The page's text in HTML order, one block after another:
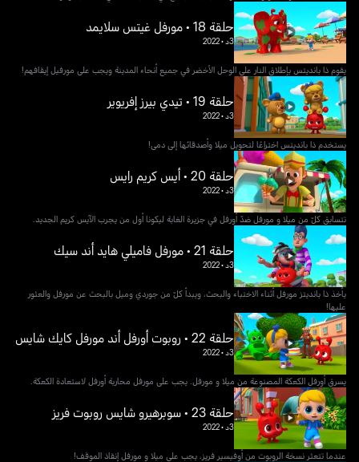
حلقة 18 • مورفل غيتس سلايمد
3د •
2022
يقوم ذا بانديتس بإطلاق النار على الوحل الأخضر في جميع أنحاء المدينة ويجب على مورفيل إيقافهم!
حلقة 19 • تيدي بيرز إفريوير
3د •
2022
يستخدم ذا بانديتس اختراعًا لتحويل ميلا وأصدقائها إلى دمى!
حلقة 20 • أيس كريم رايس
3د •
2022
تتسابق كلّ من ميلا و مورفل ضدّ أورفل في جزيرة الغابة ليكونا أول من يجرب الآيس كريم الجديد.
حلقة 21 • مورفل فاميلي هايد أند سيك
3د •
2022
يأخذ ذا بانديتز مورفل أثناء الاختباء والبحث، ويبدأ كلّ من جوردي وميل بالبحث عن مورفل والعثور
عليها!
حلقة 22 • روبوت أورفل أند مورفل كايك شايس
3د •
2022
يسرق أورفل الكعكة المصنوعة من ميلا و مورفل. يجب على مورفل محاربة أورفل لاستعادة الكعكة.
حلقة 23 • سوبرهيرو شايس روبوت فريز
3د •
2022
عندما تتعثر نسخة الروبوت من أوفيسير فريز، يجب على ميلا و مورفل إنقاذ الموقف!